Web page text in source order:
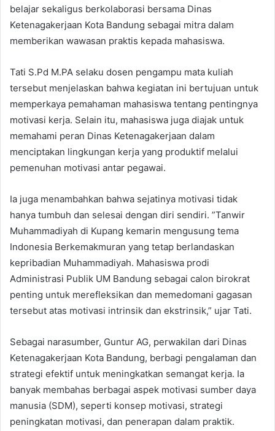
belajar sekaligus berkolaborasi bersama Dinas
Ketenagakerjaan Kota Bandung sebagai mitra dalam
memberikan wawasan praktis kepada mahasiswa.
Tati S.Pd M.PA selaku dosen pengampu mata kuliah
tersebut menjelaskan bahwa kegiatan ini bertujuan untuk
memperkaya pemahaman mahasiswa tentang pentingnya
motivasi kerja. Selain itu, mahasiswa juga diajak untuk
memahami peran Dinas Ketenagakerjaan dalam
menciptakan lingkungan kerja yang produktif melalui
pemenuhan motivasi antar pegawai.
Ia juga menambahkan bahwa sejatinya motivasi tidak
hanya tumbuh dan selesai dengan diri sendiri. ”Tanwir
Muhammadiyah di Kupang kemarin mengusung tema
Indonesia Berkemakmuran yang tetap berlandaskan
kepribadian Muhammadiyah. Mahasiswa prodi
Administrasi Publik UM Bandung sebagai calon birokrat
penting untuk merefleksikan dan memedomani gagasan
tersebut atas motivasi intrinsik dan ekstrinsik,” ujar Tati.
Sebagai narasumber, Guntur AG, perwakilan dari Dinas
Ketenagakerjaan Kota Bandung, berbagi pengalaman dan
strategi efektif untuk meningkatkan semangat kerja. Ia
banyak membahas berbagai aspek motivasi sumber daya
manusia (SDM), seperti konsep motivasi, strategi
peningkatan motivasi, dan penerapan dalam praktik.